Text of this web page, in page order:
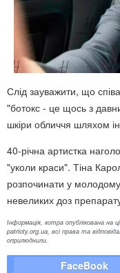
Слід зауважити, що
"ботокс - це щось з
шкіри обличчя шляхом
40-річна артистка
"уколи краси". Тіна
розпочинати у
невеликих доз
Інформація, котра опублікована на
patrioty.org.ua, всі права та
оприлюднили.
FaceBook